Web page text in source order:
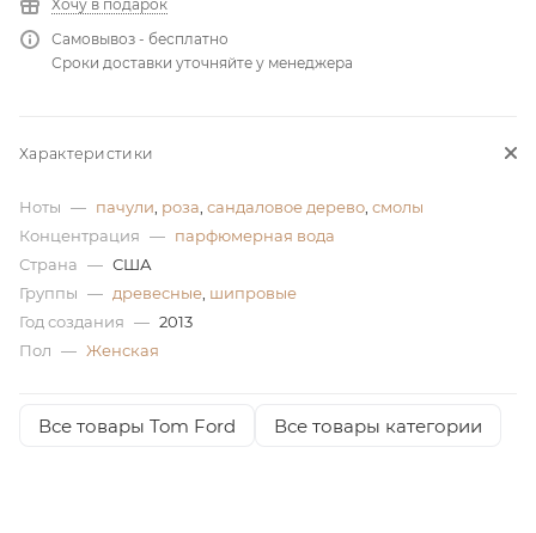
Хочу в подарок
Самовывоз - бесплатно
Сроки доставки уточняйте у менеджера
Характеристики
Ноты — пачули роза сандаловое дерево смолы
Концентрация — парфюмерная вода
Страна — США
Группы — древесные шипровые
Год создания — 2013
Пол — Женская
Все товары Tom Ford Все товары категории